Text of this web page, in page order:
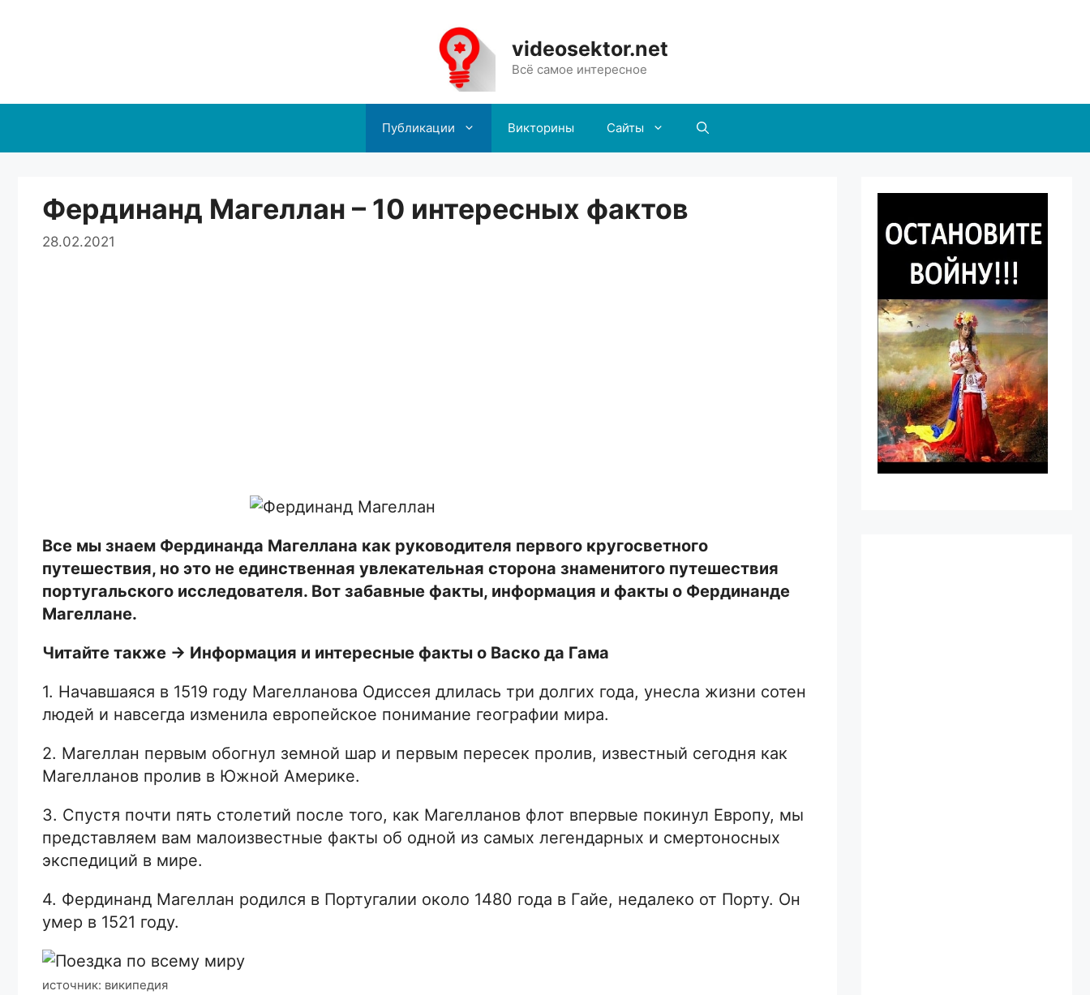
videosektor.net
Всё самое интересное
Публикации Викторины Сайты
Фердинанд Магеллан – 10 интересных фактов
28.02.2021
Все мы знаем Фердинанда Магеллана как руководителя первого кругосветного
путешествия, но это не единственная увлекательная сторона знаменитого путешествия
португальского исследователя. Вот забавные факты, информация и факты о Фердинанде
Магеллане.
Читайте также -> Информация и интересные факты о Васко да Гама
1. Начавшаяся в 1519 году Магелланова Одиссея длилась три долгих года, унесла жизни сотен
людей и навсегда изменила европейское понимание географии мира.
2. Магеллан первым обогнул земной шар и первым пересек пролив, известный сегодня как
Магелланов пролив в Южной Америке.
3. Спустя почти пять столетий после того, как Магелланов флот впервые покинул Европу, мы
представляем вам малоизвестные факты об одной из самых легендарных и смертоносных
экспедиций в мире.
4. Фердинанд Магеллан родился в Португалии около 1480 года в Гайе, недалеко от Порту. Он
умер в 1521 году.
источник: википедия